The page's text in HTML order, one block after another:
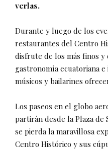
verlas.
Durante y luego de los
restaurantes del Centro
disfrute de los más finos y
gastronomía ecuatoriana
músicos y bailarines
Los paseos en el globo
partirán desde la Plaza de
se pierda la maravillosa
Centro Histórico y sus